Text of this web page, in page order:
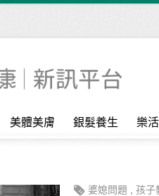
美體美膚 銀髮養生 樂
婆媳問題 孩子